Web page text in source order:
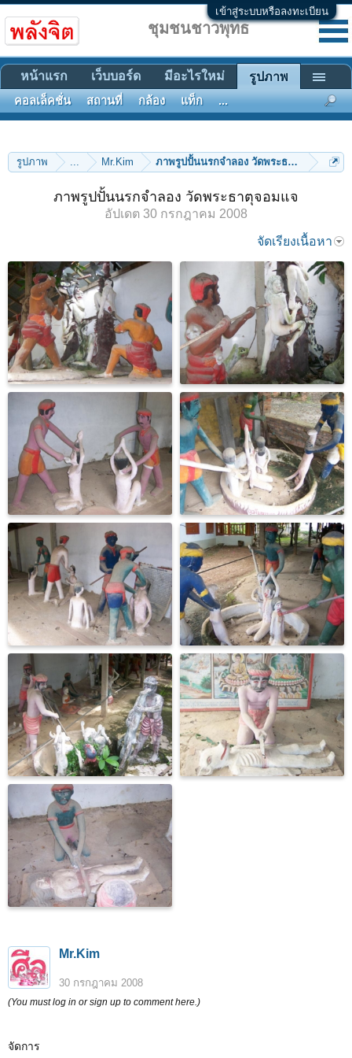
เข้าสู่ระบบหรือลงทะเบียน
รูปภาพ ... Mr.Kim ภาพรูปปั้นนรกจำลอง วัดพระธาตุจอมแจ
ภาพรูปปั้นนรกจำลอง วัดพระธาตุจอมแจ
อัปเดต 30 กรกฎาคม 2008
จัดเรียงเนื้อหา
Mr.Kim
30 กรกฎาคม 2008
(You must log in or sign up to comment here.)
จัดการ
ชุมชนชาวพุทธ
หน้าแรก เว็บบอร์ด มีอะไรใหม่ รูปภาพ
คอลเล็คชั่น สถานที่ กล้อง แท็ก ...